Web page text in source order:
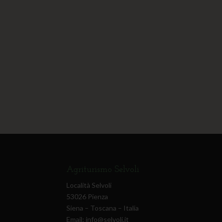
Agriturismo Selvoli
Località Selvoli
53026 Pienza
Siena – Toscana – Italia
Email: info@selvoli.it